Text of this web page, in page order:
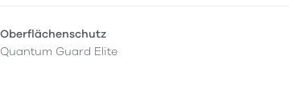
Oberflächenschutz
Quantum Guard Elite